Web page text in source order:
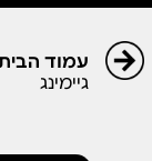
עמוד
גיימינג